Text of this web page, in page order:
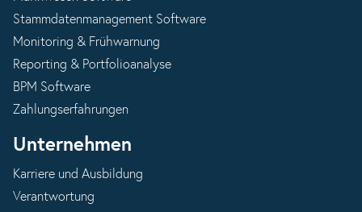
Stammdatenmanagement Software
Monitoring & Frühwarnung
Reporting & Portfolioanalyse
BPM Software
Zahlungserfahrungen
Unternehmen
Karriere und Ausbildung
Verantwortung